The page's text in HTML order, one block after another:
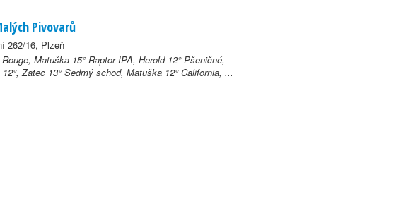
Pivovarů
262/16, Plzeň
Matuška 15° Raptor IPA, Herold 12° Pšeničné,
Žatec 13° Sedmý schod, Matuška 12° California, ...